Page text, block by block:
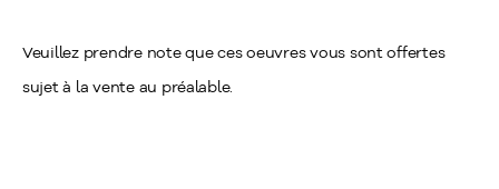
Veuillez prendre note que ces oeuvres vous sont offertes
sujet à la vente au préalable.